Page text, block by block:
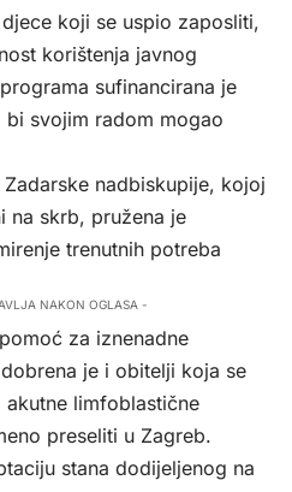
koji se uspio zaposliti,
korištenja javnog
sufinancirana je
svojim radom mogao
nadbiskupije, kojoj
na skrb, pružena je
trenutnih potreba
NAKON OGLASA -
za iznenadne
je i obitelji koja se
limfoblastične
preseliti u Zagreb.
stana dodijeljenog na